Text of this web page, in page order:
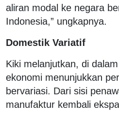
aliran modal ke negara
Indonesia,” ungkapnya.
Domestik Variatif
Kiki melanjutkan, di
ekonomi menunjukkan
bervariasi. Dari sisi
manufaktur kembali